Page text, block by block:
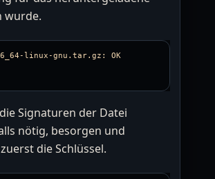
wurde.
Signaturen der Datei
nötig, besorgen und
die Schlüssel.